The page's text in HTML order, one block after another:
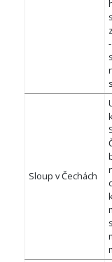
Sloup v Čechách